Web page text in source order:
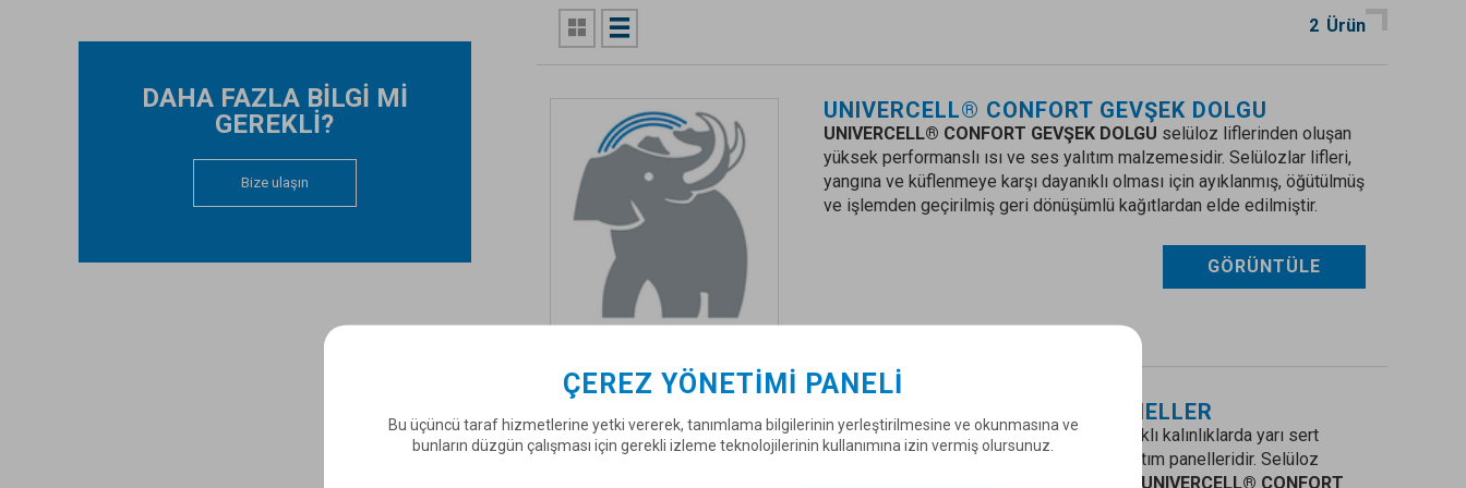
DAHA FAZLA BİLGİ Mİ
GEREKLİ?
Bize ulaşın
2 Ürün
UNIVERCELL® CONFORT GEVŞEK DOLGU
UNIVERCELL® CONFORT GEVŞEK DOLGU selüloz liflerinden oluşan
yüksek performanslı ısı ve ses yalıtım malzemesidir. Selülozlar lifleri,
yangına ve küflenmeye karşı dayanıklı olması için ayıklanmış, öğütülmüş
ve işlemden geçirilmiş geri dönüşümlü kağıtlardan elde edilmiştir.
GÖRÜNTÜLE
UNIVERCELL® CONFORT PANELLER
UNIVERCELL® CONFORT PANELLER
farklı kalınlıklarda yarı sert
selüloz dolgu panellerinden oluşan ısı yalıtım panelleridir. Selüloz
dolgulu doğal ısı ve ses yalıtımı sağlayan UNIVERCELL® CONFORT
ÇEREZ YÖNETIMI PANELI
Bu üçüncü taraf hizmetlerine yetki vererek, tanımlama bilgilerinin yerleştirilmesine ve okunmasına ve
bunların düzgün çalışması için gerekli izleme teknolojilerinin kullanımına izin vermiş olursunuz.